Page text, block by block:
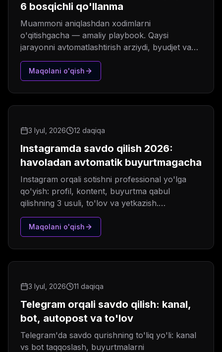
6 bosqichli qo'llanma
Muammoni aniqlashdan xodimlarni
o'qitishgacha — amaliy playbook. Qaysi
jarayonni avtomatlashtirish arziydi, byudjet va
eng ko'p uchraydigan 5 xato.
Maqolani o'qish
3 Iyul, 2026 12 daqiqa
Instagramda savdo qilish 2026:
havoladan avtomatik buyurtmagacha
Instagram orqali sotishni professional yo'lga
qo'yish: profil, kontent, buyurtma qabul
qilishning 3 usuli, to'lov va yetkazish.
HomeShop va Million Market real tajribasi.
Maqolani o'qish
3 Iyul, 2026 11 daqiqa
Telegram orqali savdo qilish: kanal,
bot, autopost va to'lov
Telegram'da savdo qurishning to'liq yo'li: kanal
vs bot taqqoslash, buyurtmalarni